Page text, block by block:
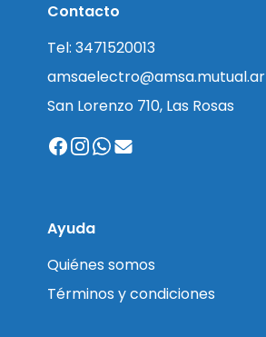
Contacto
Tel: 3471520013
amsaelectro@amsa.mutual.ar
San Lorenzo 710, Las Rosas
Ayuda
Quiénes somos
Términos y condiciones